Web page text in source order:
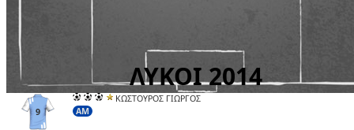
9
ΚΩΣΤΟΥΡΟΣ ΓΙΩΡΓΟΣ
AM